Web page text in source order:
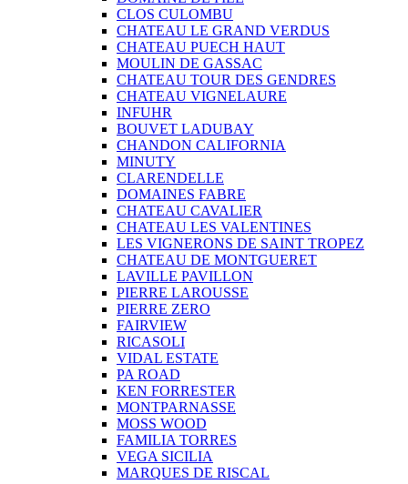
CLOS CULOMBU
CHATEAU LE GRAND VERDUS
CHATEAU PUECH HAUT
MOULIN DE GASSAC
CHATEAU TOUR DES GENDRES
CHATEAU VIGNELAURE
INFUHR
BOUVET LADUBAY
CHANDON CALIFORNIA
MINUTY
CLARENDELLE
DOMAINES FABRE
CHATEAU CAVALIER
CHATEAU LES VALENTINES
LES VIGNERONS DE SAINT TROPEZ
CHATEAU DE MONTGUERET
LAVILLE PAVILLON
PIERRE LAROUSSE
PIERRE ZERO
FAIRVIEW
RICASOLI
VIDAL ESTATE
PA ROAD
KEN FORRESTER
MONTPARNASSE
MOSS WOOD
FAMILIA TORRES
VEGA SICILIA
MARQUES DE RISCAL